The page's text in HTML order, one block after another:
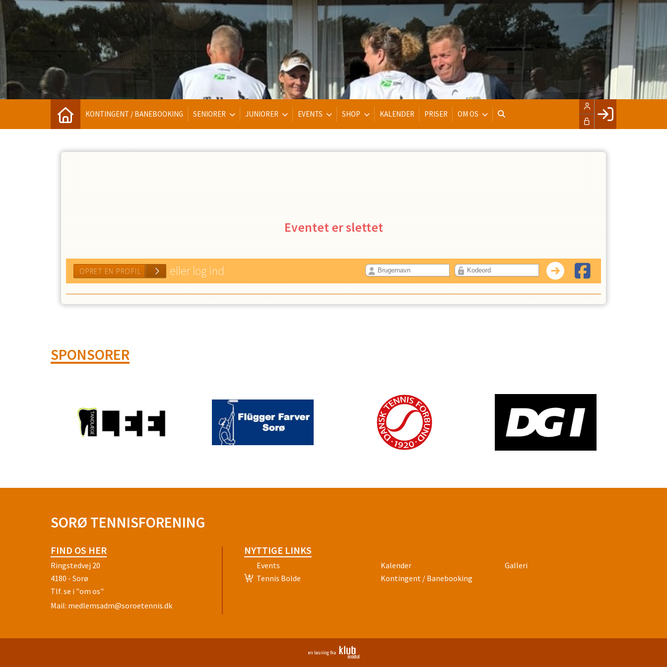
KONTINGENT / BANEBOOKING SENIORER JUNIORER EVENTS SHOP KALENDER PRISER OM OS
Eventet er slettet
eller log ind
SPONSORER
SORØ TENNISFORENING
FIND OS HER
Ringstedvej 20
4180 - Sorø
Tlf. se i "om os"
Mail: medlemsadm@soroetennis.dk
NYTTIGE LINKS
Events Kalender
Galleri
Tennis Bolde
Kontingent / Banebooking